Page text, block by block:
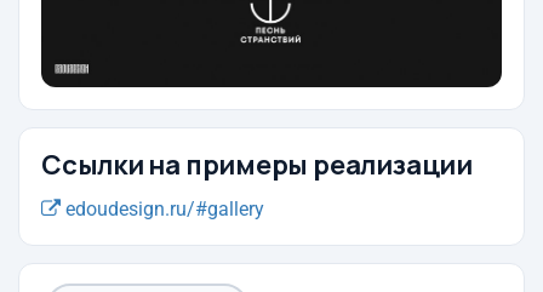
Ссылки на примеры реализации
edoudesign.ru/#gallery